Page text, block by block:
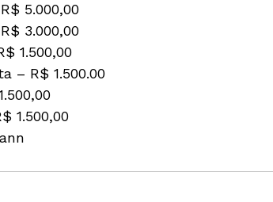
5.000,00
3.000,00
1.500,00
– R$ 1.500.00
1.500,00